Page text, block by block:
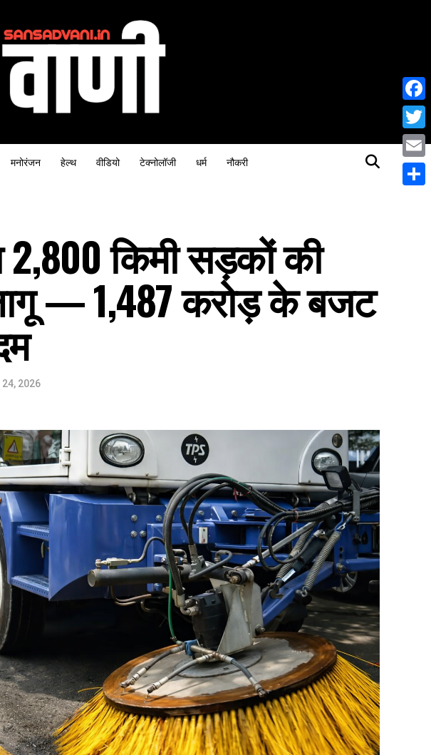
मनोरंजन हेल्थ वीडियो टेक्नोलॉजी धर्म नौकरी
2,800 किमी सड़कों की
— ₹1,487 करोड़ के बजट
2026
Email